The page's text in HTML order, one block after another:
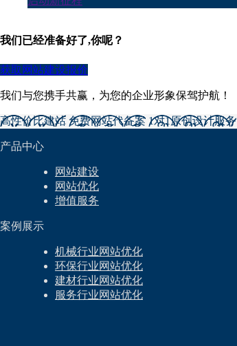
我们已经准备好了,你呢？
获取网站建设报价
我们与您携手共赢，为您的企业形象保驾护航！
高性价比建站 免费网站代备案 1对1原创设计服务
产品中心
网站建设
网站优化
增值服务
案例展示
机械行业网站优化
环保行业网站优化
建材行业网站优化
服务行业网站优化